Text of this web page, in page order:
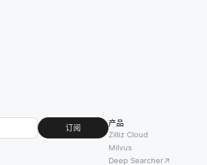
订阅
产品
Zilliz Cloud
Milvus
Deep Searcher